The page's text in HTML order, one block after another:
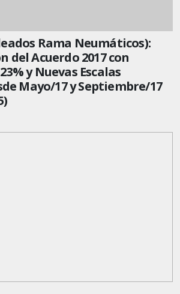
Rama Neumáticos):
del Acuerdo 2017 con
y Nuevas Escalas
Mayo/17 y Septiembre/17